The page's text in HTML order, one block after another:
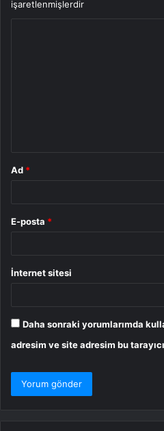
işaretlenmişlerdir
Ad *
E-posta *
İnternet sitesi
Daha sonraki yorumlarımda
adresim ve site adresim bu